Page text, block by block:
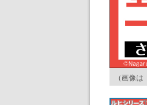
（画像は